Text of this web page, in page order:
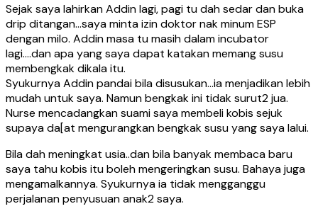
Sejak saya lahirkan Addin lagi, pagi tu dah sedar dan buka
drip ditangan…saya minta izin doktor nak minum ESP
dengan milo. Addin masa tu masih dalam incubator
lagi….dan apa yang saya dapat katakan memang susu
membengkak dikala itu.
Syukurnya Addin pandai bila disusukan…ia menjadikan lebih
mudah untuk saya. Namun bengkak ini tidak surut2 jua.
Nurse mencadangkan suami saya membeli kobis sejuk
supaya da[at mengurangkan bengkak susu yang saya lalui.
Bila dah meningkat usia..dan bila banyak membaca baru
saya tahu kobis itu boleh mengeringkan susu. Bahaya juga
mengamalkannya. Syukurnya ia tidak mengganggu
perjalanan penyusuan anak2 saya.